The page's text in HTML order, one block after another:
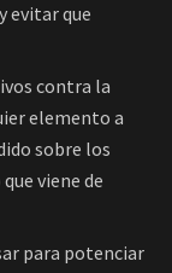
evitar que
contra la
elemento a
sobre los
viene de
para potenciar